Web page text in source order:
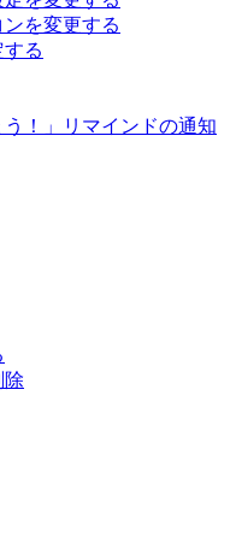
を変更する
る
う！」リマインドの通知
除